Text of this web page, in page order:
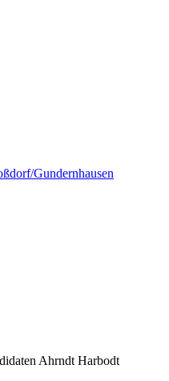
Gundernhausen
Ahrndt Harbodt